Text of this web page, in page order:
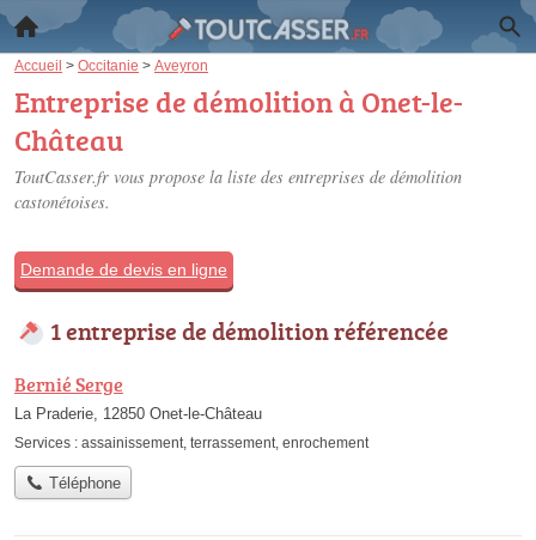
Accueil > Occitanie > Aveyron
Entreprise de démolition à Onet-le-
Château
ToutCasser.fr vous propose la liste des entreprises de démolition
castonétoises.
Demande de devis en ligne
1 entreprise de démolition référencée
Bernié Serge
La Praderie, 12850 Onet-le-Château
Services : assainissement, terrassement, enrochement
Téléphone